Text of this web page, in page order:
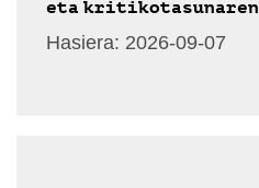
eta
Hasiera: 2026-09-07